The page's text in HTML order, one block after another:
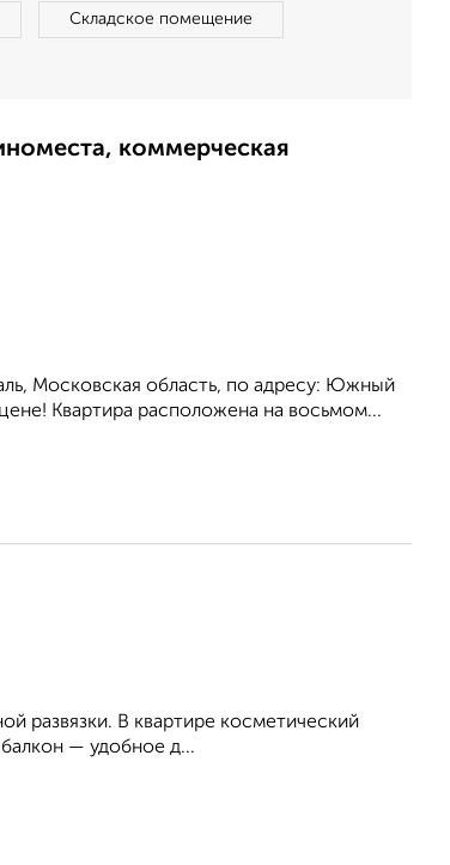
Складское помещение
коммерческая
Московская область, по адресу: Южный
Квартира расположена на восьмом...
развязки. В квартире косметический
— удобное д...